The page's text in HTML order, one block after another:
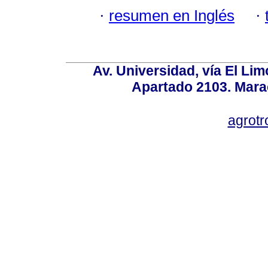
· resumen en Inglés ·
Av. Universidad, vía El
Apartado 2103.